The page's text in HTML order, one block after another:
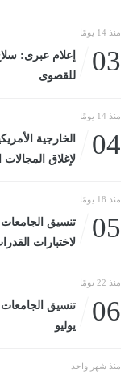
منذ 14 يومًا
03
إعلام عبرى:
للقصوى
منذ 14 يومًا
04
الخارجية
لإغلاق المجالات
منذ 18 يومًا
05
لاختبارات
منذ 22 يومًا
06
يوليو
منذ شهر واحد